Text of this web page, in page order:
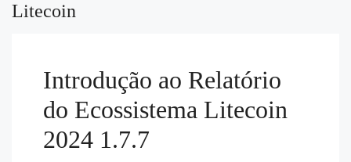
Litecoin
Introdução ao Relatório
do Ecossistema Litecoin
2024 1.7.7